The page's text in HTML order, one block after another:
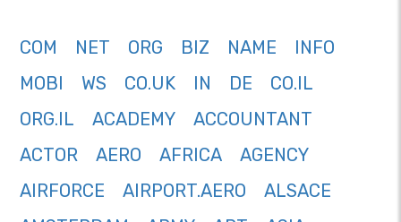
COM NET ORG BIZ NAME
INFO
MOBI
WS CO.UK IN DE
CO.IL
ORG.IL
ACADEMY
ACCOUNTANT
ACTOR
AERO AFRICA
AGENCY
AIRFORCE
AIRPORT.AERO
ALSACE